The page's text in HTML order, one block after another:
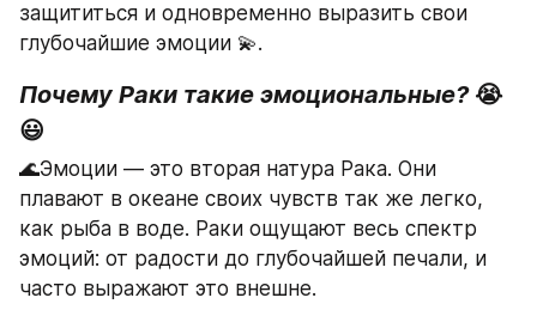
защититься и одновременно выразить свои
глубочайшие эмоции 💫.
Почему Раки такие эмоциональные? 😭
😃
🌊Эмоции — это вторая натура Рака. Они
плавают в океане своих чувств так же легко,
как рыба в воде. Раки ощущают весь спектр
эмоций: от радости до глубочайшей печали, и
часто выражают это внешне.